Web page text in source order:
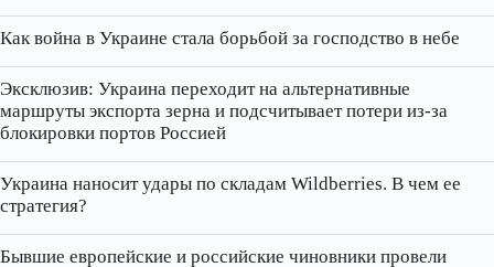
Как война в Украине стала борьбой за господство в небе
Эксклюзив: Украина переходит на альтернативные
маршруты экспорта зерна и подсчитывает потери из‑за
блокировки портов Россией
Украина наносит удары по складам Wildberries. В чем ее
стратегия?
Бывшие европейские и российские чиновники провели